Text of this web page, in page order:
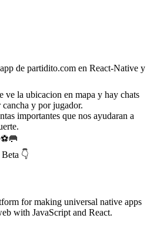
de partidito.com en React-Native y
ve la ubicacion en mapa y hay chats
y por jugador.
importantes que nos ayudaran a
👇
for making universal native apps
with JavaScript and React.